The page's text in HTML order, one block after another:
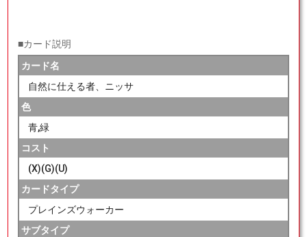
■カード説明
カード名
自然に仕える者、ニッサ
色
青,緑
コスト
(X)(G)(U)
カードタイプ
プレインズウォーカー
サブタイプ